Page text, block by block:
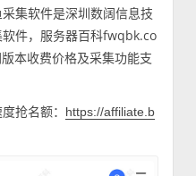
集软件是深圳数阔信息技
件，服务器百科fwqbk.co
本收费价格及采集功能支
抢名额：
https://affiliate.b